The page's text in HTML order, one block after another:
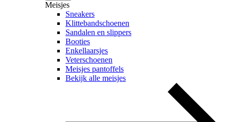
Meisjes
Sneakers
Klittebandschoenen
Sandalen en slippers
Booties
Enkellaarsjes
Veterschoenen
Meisjes pantoffels
Bekijk alle meisjes